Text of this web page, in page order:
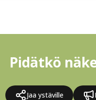
Pidätkö
Jaa ystäville